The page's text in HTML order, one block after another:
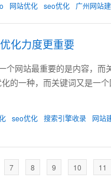
网站优化 seo优化 广州网站
化力度更重要
个网站最重要的是内容，
的一种，而关键词又是一
seo优化 搜索引擎收录
网站
7 8 9 10 11